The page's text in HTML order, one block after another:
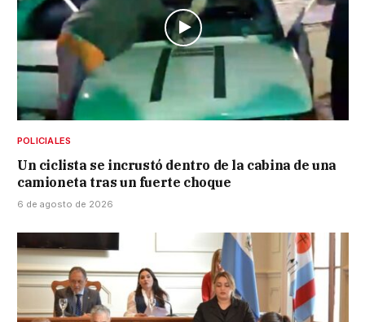
POLICIALES
Un ciclista se incrustó dentro de la cabina de una
camioneta tras un fuerte choque
6 de agosto de 2026